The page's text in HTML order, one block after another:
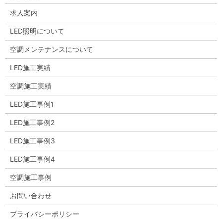
求人案内
LED照明について
空調メンテナンスについて
LED施工実績
空調施工実績
LED施工事例1
LED施工事例2
LED施工事例3
LED施工事例4
空調施工事例
お問い合わせ
プライバシーポリシー